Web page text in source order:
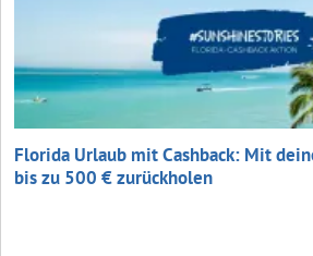
Florida Urlaub mit Cashback: Mit
bis zu 500 € zurückholen